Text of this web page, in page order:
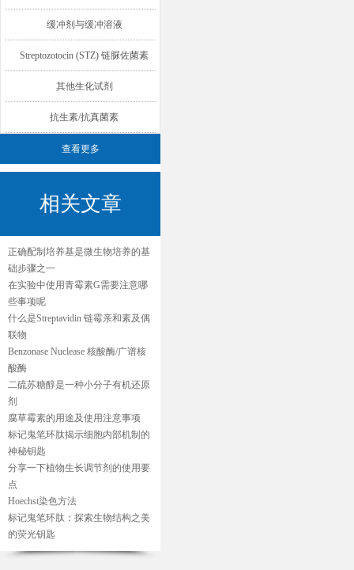
缓冲剂与缓冲溶液
Streptozotocin (STZ) 链脲佐菌素
其他生化试剂
抗生素/抗真菌素
查看更多
相关文章
正确配制培养基是微生物培养的基
础步骤之一
在实验中使用青霉素G需要注意哪
些事项呢
什么是Streptavidin 链霉亲和素及偶
联物
Benzonase Nuclease 核酸酶/广谱核
酸酶
二硫苏糖醇是一种小分子有机还原
剂
腐草霉素的用途及使用注意事项
标记鬼笔环肽揭示细胞内部机制的
神秘钥匙
分享一下植物生长调节剂的使用要
点
Hoechst染色方法
标记鬼笔环肽：探索生物结构之美
的荧光钥匙